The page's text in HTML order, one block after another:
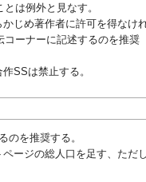
は例外と見なす。
じめ著作者に許可を得なけ
ーナーに記述するのを推奨
SSは禁止する。
のを推奨する。
ージの総人口を足す、ただ